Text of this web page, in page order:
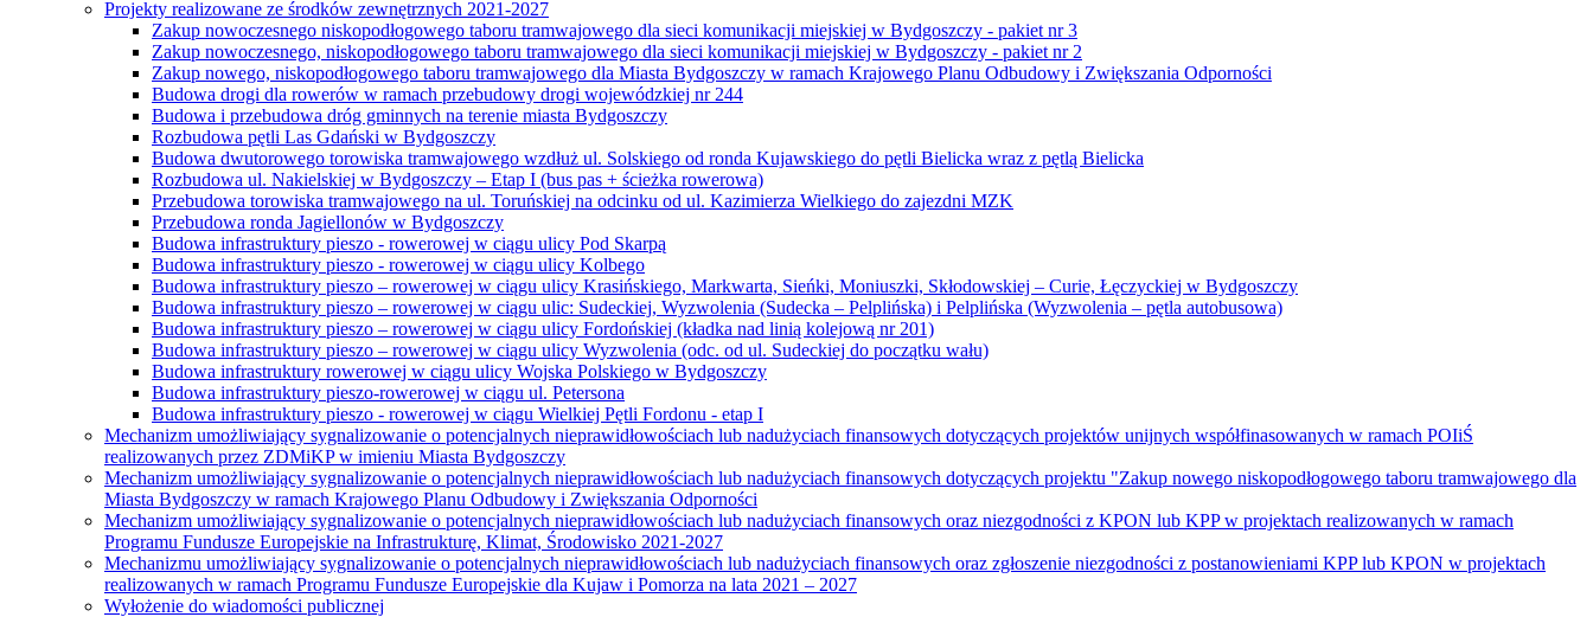
Projekty realizowane ze środków zewnętrznych 2021-2027
Zakup nowoczesnego niskopodłogowego taboru tramwajowego dla sieci komunikacji miejskiej w Bydgoszczy - pakiet nr 3
Zakup nowoczesnego, niskopodłogowego taboru tramwajowego dla sieci komunikacji miejskiej w Bydgoszczy - pakiet nr 2
Zakup nowego, niskopodłogowego taboru tramwajowego dla Miasta Bydgoszczy w ramach Krajowego Planu Odbudowy i Zwiększania Odporności
Budowa drogi dla rowerów w ramach przebudowy drogi wojewódzkiej nr 244
Budowa i przebudowa dróg gminnych na terenie miasta Bydgoszczy
Rozbudowa pętli Las Gdański w Bydgoszczy
Budowa dwutorowego torowiska tramwajowego wzdłuż ul. Solskiego od ronda Kujawskiego do pętli Bielicka wraz z pętlą Bielicka
Rozbudowa ul. Nakielskiej w Bydgoszczy – Etap I (bus pas + ścieżka rowerowa)
Przebudowa torowiska tramwajowego na ul. Toruńskiej na odcinku od ul. Kazimierza Wielkiego do zajezdni MZK
Przebudowa ronda Jagiellonów w Bydgoszczy
Budowa infrastruktury pieszo - rowerowej w ciągu ulicy Pod Skarpą
Budowa infrastruktury pieszo - rowerowej w ciągu ulicy Kolbego
Budowa infrastruktury pieszo – rowerowej w ciągu ulicy Krasińskiego, Markwarta, Sieńki, Moniuszki, Skłodowskiej – Curie, Łęczyckiej w Bydgoszczy
Budowa infrastruktury pieszo – rowerowej w ciągu ulic: Sudeckiej, Wyzwolenia (Sudecka – Pelplińska) i Pelplińska (Wyzwolenia – pętla autobusowa)
Budowa infrastruktury pieszo – rowerowej w ciągu ulicy Fordońskiej (kładka nad linią kolejową nr 201)
Budowa infrastruktury pieszo – rowerowej w ciągu ulicy Wyzwolenia (odc. od ul. Sudeckiej do początku wału)
Budowa infrastruktury rowerowej w ciągu ulicy Wojska Polskiego w Bydgoszczy
Budowa infrastruktury pieszo-rowerowej w ciągu ul. Petersona
Budowa infrastruktury pieszo - rowerowej w ciągu Wielkiej Pętli Fordonu - etap I
Mechanizm umożliwiający sygnalizowanie o potencjalnych nieprawidłowościach lub nadużyciach finansowych dotyczących projektów unijnych współfinasowanych w ramach POIiŚ
realizowanych przez ZDMiKP w imieniu Miasta Bydgoszczy
Mechanizm umożliwiający sygnalizowanie o potencjalnych nieprawidłowościach lub nadużyciach finansowych dotyczących projektu "Zakup nowego niskopodłogowego taboru tramwajowego dla
Miasta Bydgoszczy w ramach Krajowego Planu Odbudowy i Zwiększania Odporności
Mechanizm umożliwiający sygnalizowanie o potencjalnych nieprawidłowościach lub nadużyciach finansowych oraz niezgodności z KPON lub KPP w projektach realizowanych w ramach
Programu Fundusze Europejskie na Infrastrukturę, Klimat, Środowisko 2021-2027
Mechanizmu umożliwiający sygnalizowanie o potencjalnych nieprawidłowościach lub nadużyciach finansowych oraz zgłoszenie niezgodności z postanowieniami KPP lub KPON w projektach
realizowanych w ramach Programu Fundusze Europejskie dla Kujaw i Pomorza na lata 2021 – 2027
Wyłożenie do wiadomości publicznej